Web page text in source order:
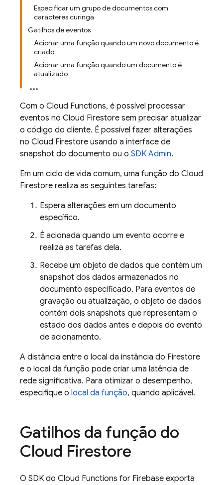
Especificar um grupo de documentos com
caracteres curinga
Gatilhos de eventos
Acionar uma função quando um novo documento é
criado
Acionar uma função quando um documento é
atualizado
Com o Cloud Functions, é possível processar
eventos no Cloud Firestore sem precisar atualizar
o código do cliente. É possível fazer alterações
no Cloud Firestore usando a interface de
snapshot do documento ou o SDK Admin.
Em um ciclo de vida comum, uma função do Cloud
Firestore realiza as seguintes tarefas:
Espera alterações em um documento
específico.
É acionada quando um evento ocorre e
realiza as tarefas dela.
Recebe um objeto de dados que contém um
snapshot dos dados armazenados no
documento especificado. Para eventos de
gravação ou atualização, o objeto de dados
contém dois snapshots que representam o
estado dos dados antes e depois do evento
de acionamento.
A distância entre o local da instância do Firestore
e o local da função pode criar uma latência de
rede significativa. Para otimizar o desempenho,
especifique o local da função, quando aplicável.
Gatilhos da função do
Cloud Firestore
O SDK do Cloud Functions for Firebase exporta